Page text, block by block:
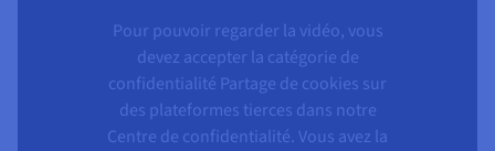
Pour pouvoir regarder la vidéo, vous
devez accepter la catégorie de
confidentialité Partage de cookies sur
des plateformes tierces dans notre
Centre de confidentialité. Vous avez la